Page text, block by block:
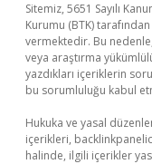
Sitemiz, 5651 Sayılı
Kurumu (BTK)
vermektedir. Bu
veya araştırma
yazdıkları içeriklerin
bu sorumluluğu kabul
Hukuka ve yasal
içerikleri,
halinde, ilgili içerikler